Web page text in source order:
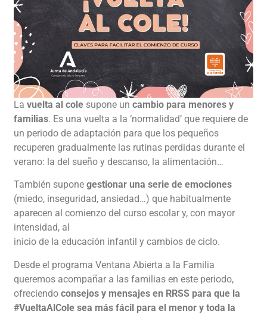
La vuelta al cole supone un cambio para menores y
familias. Es una vuelta a la ‘normalidad’ que requiere de
un periodo de adaptación para que los pequeños
recuperen gradualmente las rutinas perdidas durante el
verano: la del sueño y descanso, la alimentación…
También supone gestionar una serie de emociones
(miedo, inseguridad, ansiedad…) que habitualmente
aparecen al comienzo del curso escolar y, con mayor
intensidad, al
inicio de la educación infantil y cambios de ciclo.
Desde el programa Ventana Abierta a la Familia
queremos acompañar a las familias en este periodo,
ofreciendo consejos y mensajes en RRSS para que la
#VueltaAlCole sea más fácil para el menor y toda la